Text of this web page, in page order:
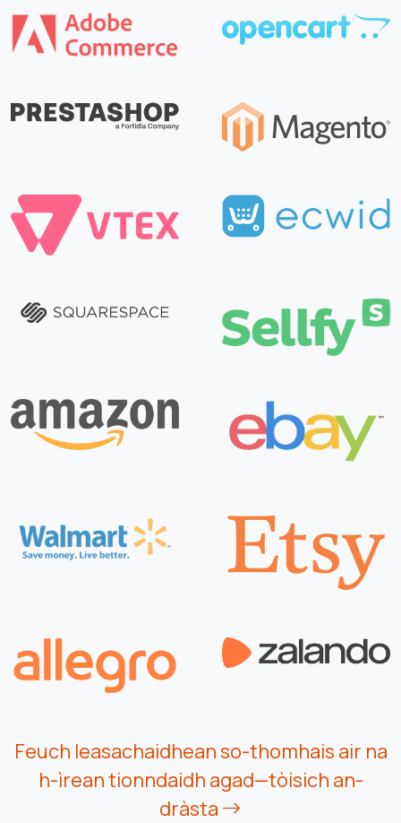
Feuch leasachaidhean so-thomhais air na
h-ìrean tionndaidh agad—tòisich an-
dràsta